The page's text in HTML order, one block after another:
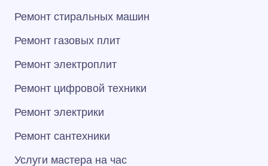
Ремонт стиральных машин
Ремонт газовых плит
Ремонт электроплит
Ремонт цифровой техники
Ремонт электрики
Ремонт сантехники
Услуги мастера на час